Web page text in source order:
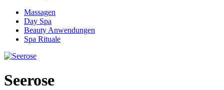
Massagen
Day Spa
Beauty Anwendungen
Spa Rituale
Seerose